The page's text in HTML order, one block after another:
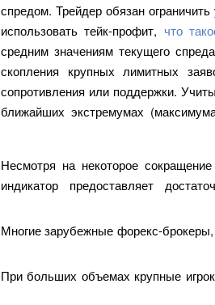
спредом. Трейдер обязан
использовать тейк-профит, что
средним значениям текущего
скопления крупных лимитных
сопротивления или поддержки.
ближайших экстремумах
Несмотря на некоторое
индикатор предоставляет
Многие зарубежные форекс-
При больших объемах крупные